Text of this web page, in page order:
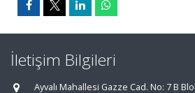
İletişim Bilgileri
Ayvalı Mahallesi Gazze Cad. No: 7 B